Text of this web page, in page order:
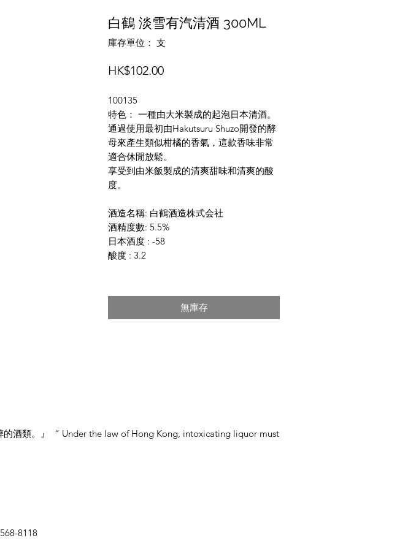
白鶴 淡雪有汽清酒 300ML
庫存單位： 支
HK$102.00價
100135
特色： 一種由大米製成的起泡日本清酒。
通過使用最初由Hakutsuru Shuzo開發的酵
母來產生類似柑橘的香氣，這款香味非常
適合休閒放鬆。
享受到由米飯製成的清爽甜味和清爽的酸
度。
酒造名稱: 白鶴酒造株式会社
酒精度數: 5.5%
日本酒度 : -58
酸度 : 3.2
無庫存
酒類。』 “ Under the law of Hong Kong, intoxicating liquor must
8118